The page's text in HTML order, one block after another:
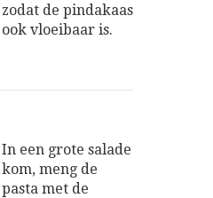
zodat de pindakaas
ook vloeibaar is.
In een grote salade
kom, meng de
pasta met de